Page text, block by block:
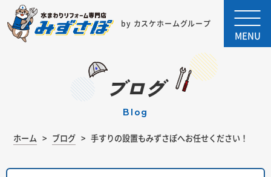
by カスケホームグループ
MENU
ブログ
blog
ホーム ブログ 手すりの設置もみずさぽへお任せください！